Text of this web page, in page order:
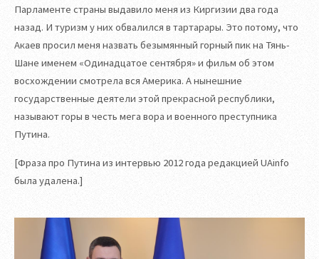
Парламенте страны выдавило меня из Киргизии два года
назад. И туризм у них обвалился в тартарары. Это потому, что
Акаев просил меня назвать безымянный горный пик на Тянь-
Шане именем «Одинадцатое сентября» и фильм об этом
восхождении смотрела вся Америка. А нынешние
государственные деятели этой прекрасной республики,
называют горы в честь мега вора и военного преступника
Путина.
[Фраза про Путина из интервью 2012 года редакцией UAinfo
была удалена.]